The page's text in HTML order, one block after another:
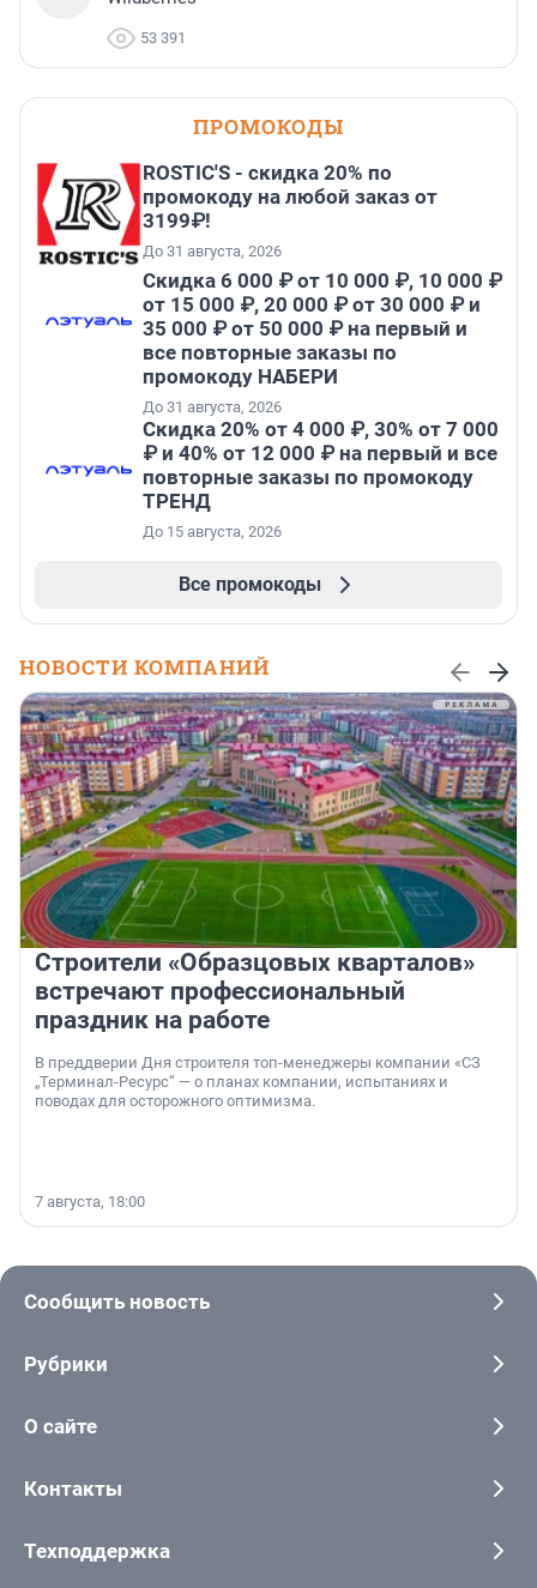
53 391
ПРОМОКОДЫ
ROSTIC'S - скидка 20% по
промокоду на любой заказ от
3199₽!
До 31 августа, 2026
Скидка 6 000 ₽ от 10 000 ₽, 10 000 ₽
от 15 000 ₽, 20 000 ₽ от 30 000 ₽ и
35 000 ₽ от 50 000 ₽ на первый и
все повторные заказы по
промокоду НАБЕРИ
До 31 августа, 2026
Скидка 20% от 4 000 ₽, 30% от 7 000
₽ и 40% от 12 000 ₽ на первый и все
повторные заказы по промокоду
ТРЕНД
До 15 августа, 2026
Все промокоды
НОВОСТИ КОМПАНИЙ
Строители «Образцовых кварталов»
встречают профессиональный
праздник на работе
В преддверии Дня строителя топ-менеджеры компании «СЗ
„Терминал-Ресурс“ — о планах компании, испытаниях и
поводах для осторожного оптимизма.
7 августа, 18:00
Сообщить новость
Рубрики
О сайте
Контакты
Техподдержка